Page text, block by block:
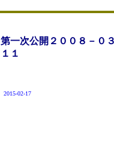
第一次公開２００８－０
１１
2015-02-17